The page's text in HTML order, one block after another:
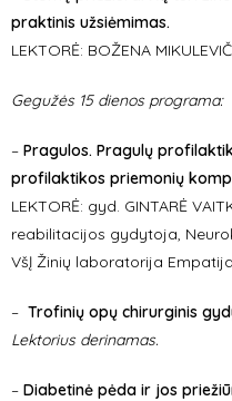
praktinis užsiėmimas.
LEKTORĖ: BOŽENA
Gegužės 15 dienos programa:
– Pragulos. Pragulų
profilaktikos priemonių
LEKTORĖ: gyd. GINTARĖ
reabilitacijos gydytoja,
VšĮ Žinių laboratorija
– Trofinių opų chirurginis
Lektorius derinamas.
– Diabetinė pėda ir jos